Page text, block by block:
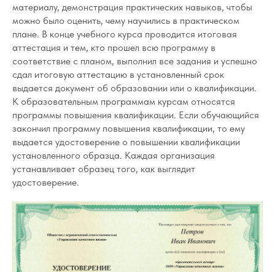
материалу, демонстрация практических навыков, чтобы
можно было оценить, чему научились в практическом
плане. В конце учебного курса проводится итоговая
аттестация и тем, кто прошел всю программу в
соответствие с планом, выполнил все задания и успешно
сдал итоговую аттестацию в установленный срок
выдается документ об образовании или о квалификации.
К образовательным программам курсам относятся
программы повышения квалификации. Если обучающийся
закончил программу повышения квалификации, то ему
выдается удостоверение о повышении квалификации
установленного образца. Каждая организация
устанавливает образец того, как выглядит
удостоверение.